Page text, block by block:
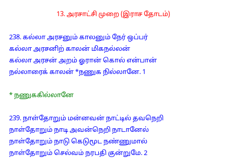
13. அரசாட்சி முறை (இராச தோடம்)
238. கல்லா அரசனும் காலனும் நேர் ஒப்பர்
கல்லா அரசனிற் காலன் மிகநல்லன்
கல்லா அரசன் அறம் ஓரான் கொல் என்பான்
நல்லாரைக் காலன் *நணுக நில்லானே. 1
* நணுககில்லானே
239. நாள்தோறும் மன்னவன் நாட்டில் தவநெறி
நாள்தோறும் நாடி அவன்நெறி நாடானேல்
நாள்தோறும் நாடு கெடுமூட நண்ணுமால்
நாள்தோறும் செல்வம் நரபதி குன்றுமே. 2